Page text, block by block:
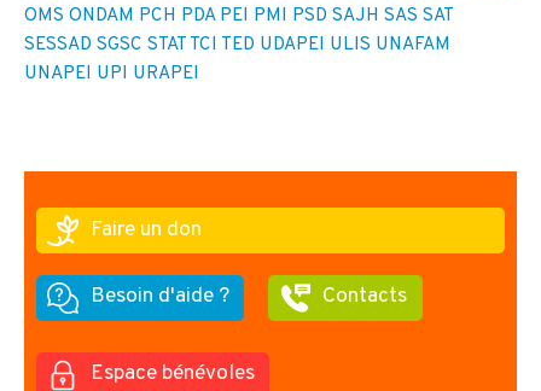
OMS ONDAM PCH PDA PEI PMI PSD SAJH SAS SAT
SESSAD SGSC STAT TCI TED UDAPEI ULIS UNAFAM
UNAPEI UPI URAPEI
Faire un don
Besoin d'aide ? Contacts
Espace bénévoles